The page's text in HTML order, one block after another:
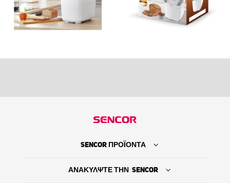
SENCOR ΠΡΟΪΟΝΤΑ
ΑΝΑΚΥΛΨΤΕ ΤΗΝ SENCOR